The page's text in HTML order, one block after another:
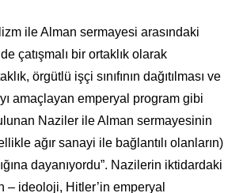
ile Alman sermayesi arasındaki
çatışmalı bir ortaklık olarak
örgütlü işçi sınıfının dağıtılması ve
amaçlayan emperyal program gibi
Naziler ile Alman sermayesinin
ağır sanayi ile bağlantılı olanların)
dayanıyordu”. Nazilerin iktidardaki
– ideoloji, Hitler’in emperyal